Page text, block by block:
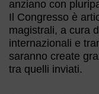
anziano con
Il Congresso è
magistrali, a cura
internazionali e
saranno create
tra quelli inviati.